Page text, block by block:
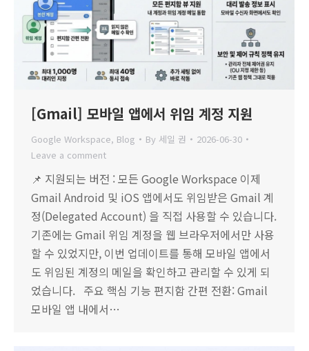
[Gmail] 모바일 앱에서 위임 계정 지원
Google Workspace, Blog By 세일 권
2026-06-30
Leave a comment
📌 지원되는 버전 : 모든 Google Workspace 이제
Gmail Android 및 iOS 앱에서도 위임받은 Gmail 계
정(Delegated Account) 을 직접 사용할 수 있습니다.
기존에는 Gmail 위임 계정을 웹 브라우저에서만 사용
할 수 있었지만, 이번 업데이트를 통해 모바일 앱에서
도 위임된 계정의 메일을 확인하고 관리할 수 있게 되
었습니다. 주요 핵심 기능 편지함 간편 전환: Gmail
모바일 앱 내에서…